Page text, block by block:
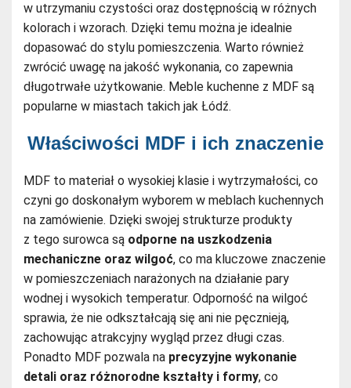
w utrzymaniu czystości oraz dostępnością w różnych
kolorach i wzorach. Dzięki temu można je idealnie
dopasować do stylu pomieszczenia. Warto również
zwrócić uwagę na jakość wykonania, co zapewnia
długotrwałe użytkowanie. Meble kuchenne z MDF są
popularne w miastach takich jak Łódź.
Właściwości MDF i ich znaczenie
MDF to materiał o wysokiej klasie i wytrzymałości, co
czyni go doskonałym wyborem w meblach kuchennych
na zamówienie. Dzięki swojej strukturze produkty
z tego surowca są odporne na uszkodzenia
mechaniczne oraz wilgoć, co ma kluczowe znaczenie
w pomieszczeniach narażonych na działanie pary
wodnej i wysokich temperatur. Odporność na wilgoć
sprawia, że nie odkształcają się ani nie pęcznieją,
zachowując atrakcyjny wygląd przez długi czas.
Ponadto MDF pozwala na precyzyjne wykonanie
detali oraz różnorodne kształty i formy, co